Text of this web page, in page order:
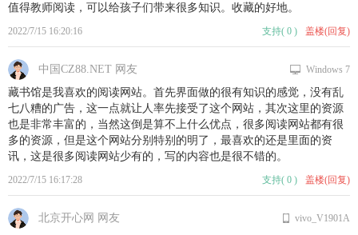
2022/7/15 16:20:16
值得教师阅读，可以给孩子们带来很多知识。收藏的好地。
支持( 0 ) 盖楼(回复)
中国CZ88.NET 网友
2022/7/15 16:17:28
藏书馆是我喜欢的阅读网站。首先界面做的很有知识的感觉，没有乱
七八糟的广告，这一点就让人率先接受了这个网站，其次这里的资源
也是非常丰富的，当然这倒是算不上什么优点，很多阅读网站都有很
多的资源，但是这个网站分别特别的明了，最喜欢的还是里面的资
讯，这是很多阅读网站少有的，写的内容也是很不错的。
Windows 7
支持( 0 ) 盖楼(回复)
北京开心网 网友 vivo_V1901A